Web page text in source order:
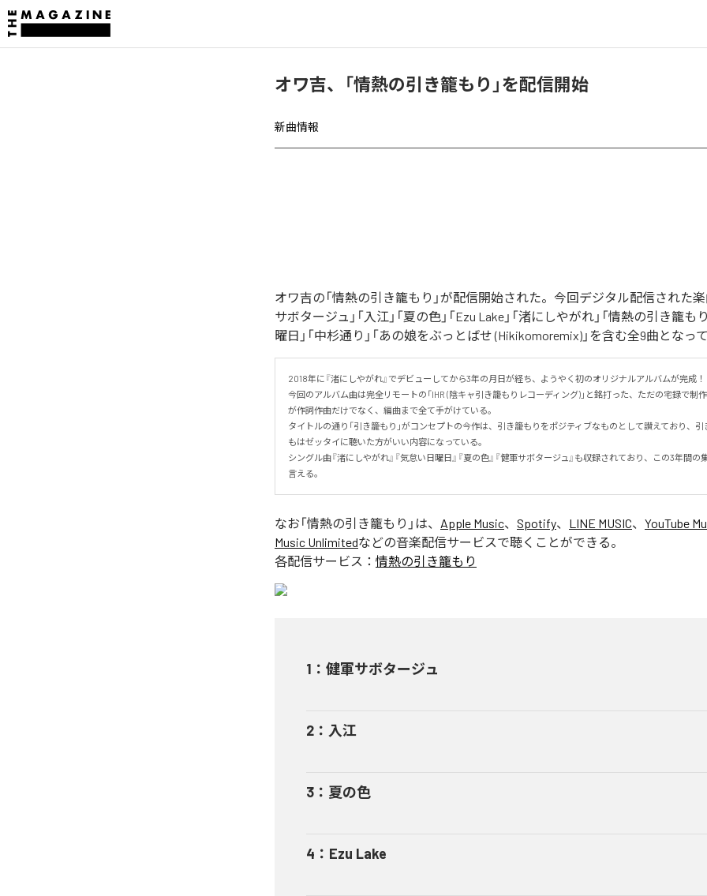
オワ吉、「情熱の引き籠もり」を配信開始
新曲情報
オワ吉の「情熱の引き籠もり」が配信開始された。今回デジタル配信された楽
サボタージュ」「入江」「夏の色」「Ezu Lake」「渚にしやがれ」「情熱の引き籠も
曜日」「中杉通り」「あの娘をぶっとばせ (Hikikomoremix)」を含む全9曲となっ
2018年に『渚にしやがれ』でデビューしてから3年の月日が経ち、ようやく初のオリジナルアルバムが完成！
今回のアルバム曲は完全リモートの「IHR (陰キャ引き籠もりレコーディング)」と銘打った、ただの宅録で制
が作詞作曲だけでなく、編曲まで全て手がけている。
タイトルの通り「引き籠もり」がコンセプトの今作は、引き籠もりをポジティブなものとして讃えており、
もはゼッタイに聴いた方がいい内容になっている。
シングル曲『渚にしやがれ』『気怠い日曜日』『夏の色』『健軍サボタージュ』も収録されており、この3年間の
言える。
なお「情熱の引き籠もり 」は、 Apple Music、 Spotify、 LINE MUSIC、 YouTube
Music Unlimitedなどの音楽配信サービスで聴くことができる。
各配信サービス： 情熱の引き籠もり
1 ： 健軍サボタージュ
2 ： 入江
3 ： 夏の色
4 ： Ezu Lake